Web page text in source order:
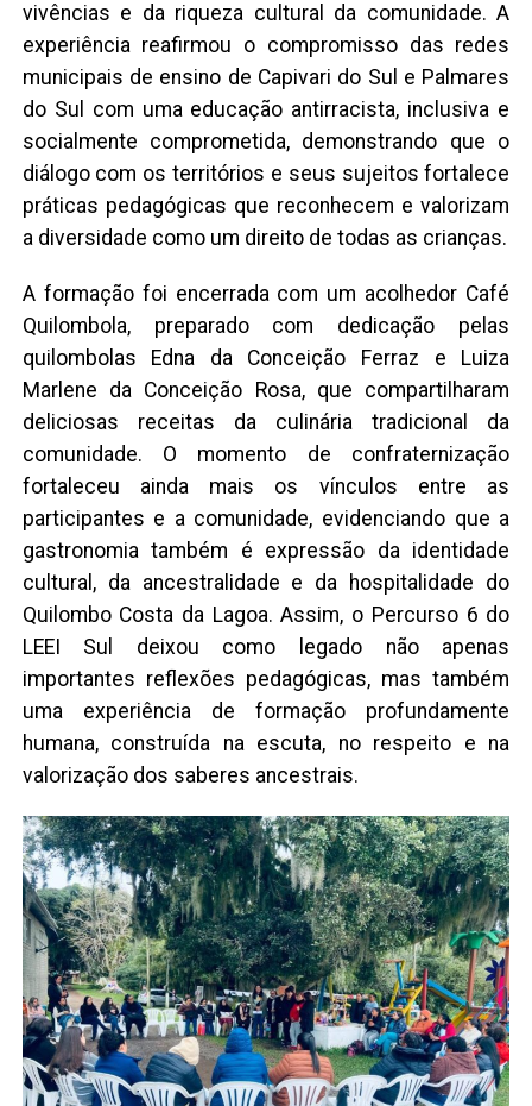
vivências e da riqueza cultural da comunidade. A
experiência reafirmou o compromisso das redes
municipais de ensino de Capivari do Sul e Palmares
do Sul com uma educação antirracista, inclusiva e
socialmente comprometida, demonstrando que o
diálogo com os territórios e seus sujeitos fortalece
práticas pedagógicas que reconhecem e valorizam
a diversidade como um direito de todas as crianças.
A formação foi encerrada com um acolhedor Café
Quilombola, preparado com dedicação pelas
quilombolas Edna da Conceição Ferraz e Luiza
Marlene da Conceição Rosa, que compartilharam
deliciosas receitas da culinária tradicional da
comunidade. O momento de confraternização
fortaleceu ainda mais os vínculos entre as
participantes e a comunidade, evidenciando que a
gastronomia também é expressão da identidade
cultural, da ancestralidade e da hospitalidade do
Quilombo Costa da Lagoa. Assim, o Percurso 6 do
LEEI Sul deixou como legado não apenas
importantes reflexões pedagógicas, mas também
uma experiência de formação profundamente
humana, construída na escuta, no respeito e na
valorização dos saberes ancestrais.